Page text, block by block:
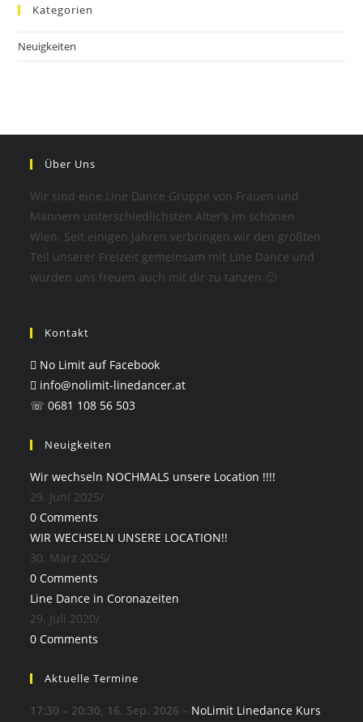
Kategorien
Neuigkeiten
Über Uns
Wir sind eine Line Dance Gruppe von Frauen und
Männern unterschiedlichsten Alter’s im schönen
Wien. Seit einigen Jahren verbringen wir den größten
Teil unserer Freizeit gemeinsam mit Line Dance und
würden uns freuen auch mit dir zu tanzen 🙂
Kontakt
No Limit auf Facebook
info@nolimit-linedancer.at
☏ 0681 108 56 503
Neuigkeiten
Wir wechseln NOCHMALS unsere Location !!!!
29. Juni 2025/
0 Comments
WIR WECHSELN UNSERE LOCATION!!
30. März 2025/
0 Comments
Line Dance in Coronazeiten
29. Juli 2020/
0 Comments
Aktuelle Termine
17:30 – 20:30, 16. Sep. 2026 – NoLimit Linedance Kurs